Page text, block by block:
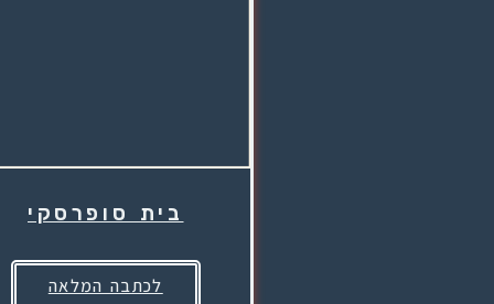
בית סופרסקי
לכתבה המלאה